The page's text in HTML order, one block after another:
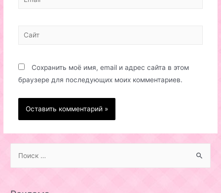
Сайт
Сохранить моё имя, email и адрес сайта в этом
браузере для последующих моих комментариев.
r